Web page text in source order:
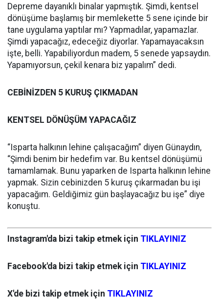
Depreme dayanıklı binalar yapmıştık. Şimdi, kentsel
dönüşüme başlamış bir memlekette 5 sene içinde bir
tane uygulama yaptılar mı? Yapmadılar, yapamazlar.
Şimdi yapacağız, edeceğiz diyorlar. Yapamayacaksın
işte, belli. Yapabiliyordun madem, 5 senede yapsaydın.
Yapamıyorsun, çekil kenara biz yapalım” dedi.
CEBİNİZDEN 5 KURUŞ ÇIKMADAN
KENTSEL DÖNÜŞÜM YAPACAĞIZ
“Isparta halkının lehine çalışacağım” diyen Günaydın,
“Şimdi benim bir hedefim var. Bu kentsel dönüşümü
tamamlamak. Bunu yaparken de Isparta halkının lehine
yapmak. Sizin cebinizden 5 kuruş çıkarmadan bu işi
yapacağım. Geldiğimiz gün başlayacağız bu işe” diye
konuştu.
Instagram'da bizi takip etmek için TIKLAYINIZ
Facebook'da bizi takip etmek için TIKLAYINIZ
X'de bizi takip etmek için TIKLAYINIZ